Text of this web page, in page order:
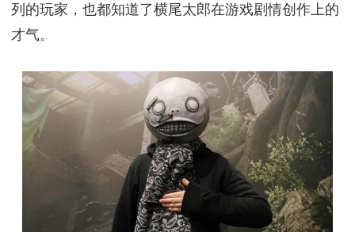
列的玩家，也都知道了横尾太郎在游戏剧情创作上的
才气。